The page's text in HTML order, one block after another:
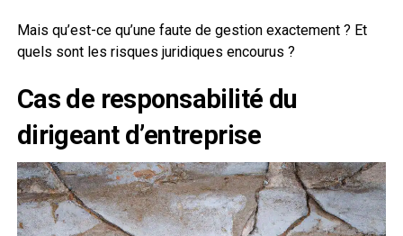
Mais qu’est-ce qu’une faute de gestion exactement ? Et
quels sont les risques juridiques encourus ?
Cas de responsabilité du
dirigeant d’entreprise